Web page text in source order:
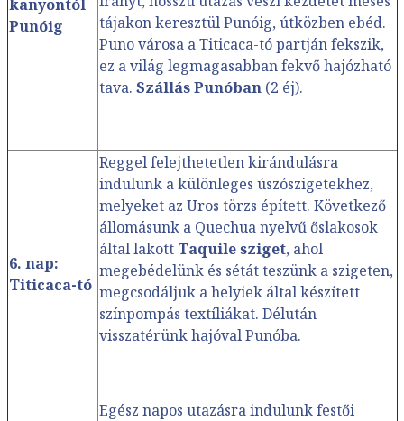
kanyontól
Punóig
tájakon keresztül Punóig, útközben ebéd.
Puno városa a Titicaca-tó partján fekszik,
ez a világ legmagasabban fekvő hajózható
tava. Szállás Punóban(2 éj).
6. nap:
Titicaca-tó
Reggel felejthetetlen kirándulásra
indulunk a különleges úszószigetekhez,
melyeket az Uros törzs épített. Következő
állomásunk a Quechua nyelvű őslakosok
által lakott Taquile sziget, ahol
megebédelünk és sétát teszünk a szigeten,
megcsodáljuk a helyiek által készített
színpompás textíliákat. Délután
visszatérünk hajóval Punóba.
Egész napos utazásra indulunk festői